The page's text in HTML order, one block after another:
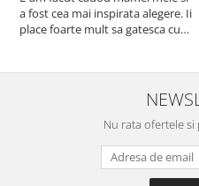
a fost cea mai inspirata alegere. Ii
place foarte mult sa gatesca cu
cratita...ma gandesc serios sa imi
cumpar si eu! Recomand mult !
Nu rata ofertele